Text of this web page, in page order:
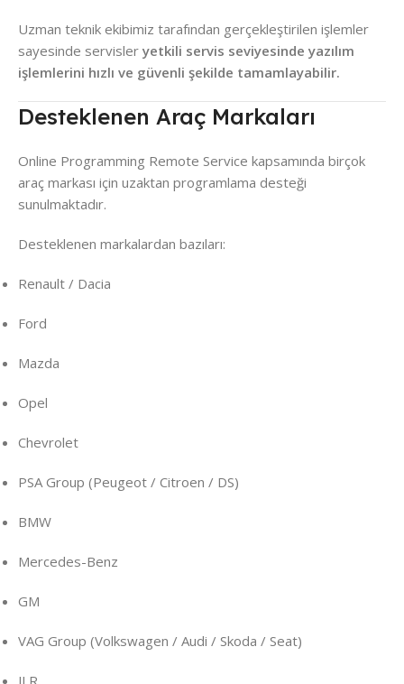
Uzman teknik ekibimiz tarafından gerçekleştirilen işlemler
sayesinde servisler yetkili servis seviyesinde yazılım
işlemlerini hızlı ve güvenli şekilde tamamlayabilir.
Desteklenen Araç Markaları
Online Programming Remote Service kapsamında birçok
araç markası için uzaktan programlama desteği
sunulmaktadır.
Desteklenen markalardan bazıları:
Renault / Dacia
Ford
Mazda
Opel
Chevrolet
PSA Group (Peugeot / Citroen / DS)
BMW
Mercedes-Benz
GM
VAG Group (Volkswagen / Audi / Skoda / Seat)